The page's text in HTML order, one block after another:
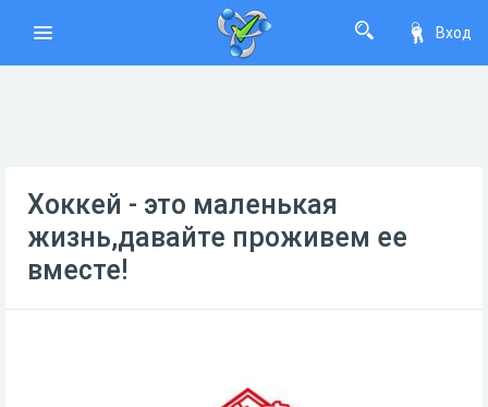
Вход
Хоккей - это маленькая
жизнь,давайте проживем ее
вместе!